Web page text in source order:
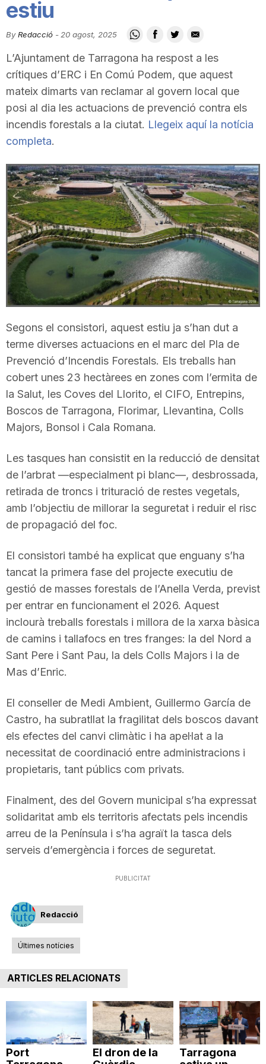
i
t
a
t
d
e
T
r
a
g
o
a
estiu
By Redacció - 20 agost, 2025
L’Ajuntament de Tarragona ha respost a les
crítiques d’ERC i En Comú Podem, que aquest
mateix dimarts van reclamar al govern local que
posi al dia les actuacions de prevenció contra els
incendis forestals a la ciutat. Llegeix aquí la notícia
completa.
Segons el consistori, aquest estiu ja s’han dut a
terme diverses actuacions en el marc del Pla de
Prevenció d’Incendis Forestals. Els treballs han
cobert unes 23 hectàrees en zones com l’ermita de
la Salut, les Coves del Llorito, el CIFO, Entrepins,
Boscos de Tarragona, Florimar, Llevantina, Colls
Majors, Bonsol i Cala Romana.
Les tasques han consistit en la reducció de densitat
de l’arbrat —especialment pi blanc—, desbrossada,
retirada de troncs i trituració de restes vegetals,
amb l’objectiu de millorar la seguretat i reduir el risc
de propagació del foc.
El consistori també ha explicat que enguany s’ha
tancat la primera fase del projecte executiu de
gestió de masses forestals de l’Anella Verda, previst
per entrar en funcionament el 2026. Aquest
inclourà treballs forestals i millora de la xarxa bàsica
de camins i tallafocs en tres franges: la del Nord a
Sant Pere i Sant Pau, la dels Colls Majors i la de
Mas d’Enric.
El conseller de Medi Ambient, Guillermo García de
Castro, ha subratllat la fragilitat dels boscos davant
els efectes del canvi climàtic i ha apel·lat a la
necessitat de coordinació entre administracions i
propietaris, tant públics com privats.
Finalment, des del Govern municipal s’ha expressat
solidaritat amb els territoris afectats pels incendis
arreu de la Península i s’ha agraït la tasca dels
serveis d’emergència i forces de seguretat.
PUBLICITAT
Redacció
Últimes notícies
ARTICLES RELACIONATS
Port
El dron de la
Tarragona